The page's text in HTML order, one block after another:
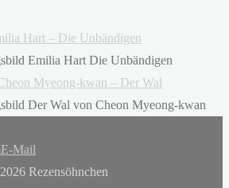
Hart – Die Unbändigen
Myeong-kwan – Der Wal
E-Mail
Rezensöhnchen